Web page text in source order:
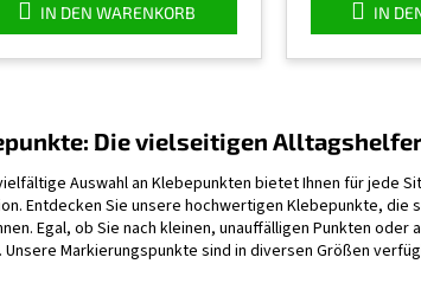
IN DEN WARENKORB IN
Die vielseitigen
Auswahl an Klebepunkten bietet Ihnen für jede
Entdecken Sie unsere hochwertigen Klebepunkte,
Egal, ob Sie nach kleinen, unauffälligen Punkten
Unsere Markierungspunkte sind in diversen Größen